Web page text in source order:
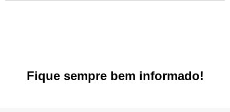
Fique sempre bem informado!